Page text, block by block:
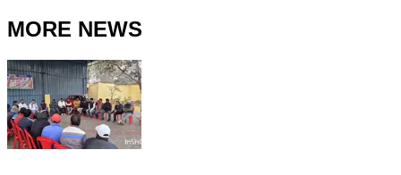
MORE NEWS